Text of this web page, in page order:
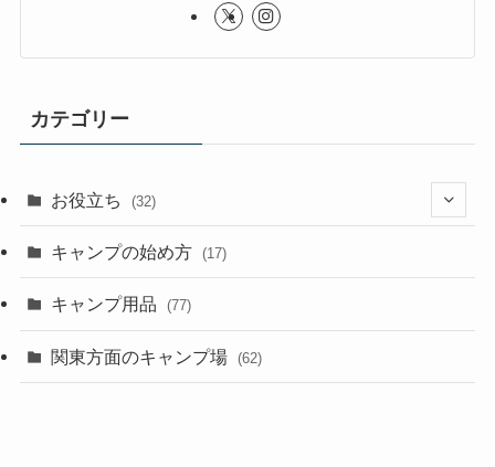
カテゴリー
お役立ち (32)
(4)
キャンプの始め方 (17)
キャンプ用品 (77)
関東方面のキャンプ場 (62)